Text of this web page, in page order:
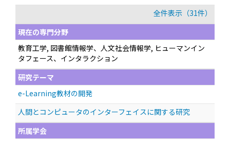
全件表示（31件）
現在の専門分野
教育工学, 図書館情報学、人文社会情報学, ヒューマンイン
タフェース、インタラクション
研究テーマ
e-Learning教材の開発
人間とコンピュータのインターフェイスに関する研究
所属学会